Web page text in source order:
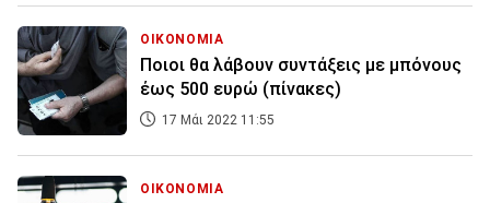
ΟΙΚΟΝΟΜΙΑ
Ποιοι θα λάβουν συντάξεις με μπόνους
έως 500 ευρώ (πίνακες)
17 Μάι 2022 11:55
ΟΙΚΟΝΟΜΙΑ